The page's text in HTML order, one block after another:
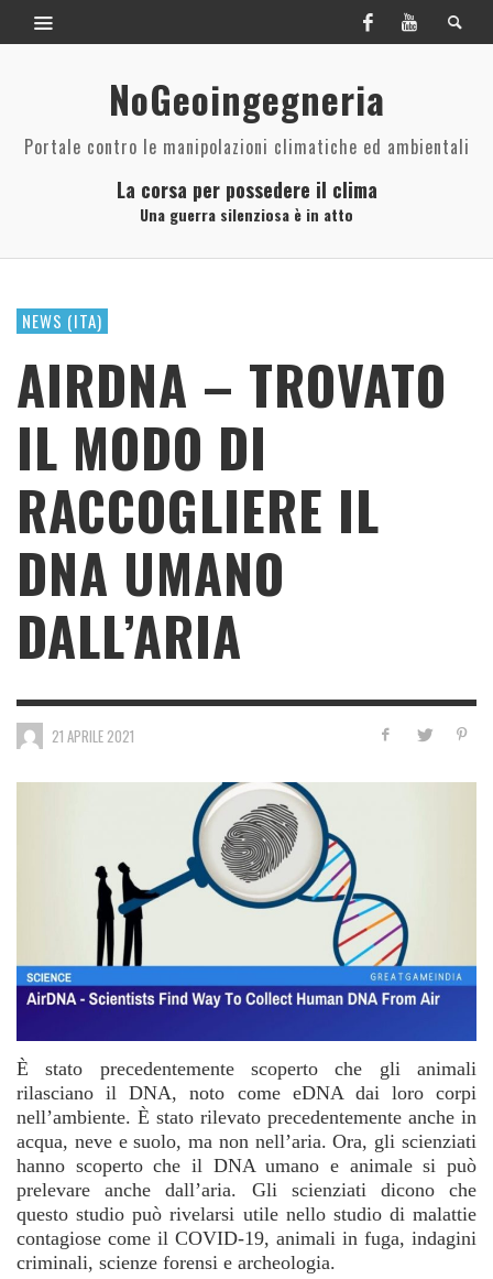
NoGeoingegneria
Portale contro le manipolazioni climatiche ed ambientali
La corsa per possedere il clima
Una guerra silenziosa è in atto
NEWS (ITA)
AIRDNA – TROVATO
IL MODO DI
RACCOGLIERE IL
DNA UMANO
DALL’ARIA
21 APRILE 2021
È stato precedentemente scoperto che gli animali
rilasciano il DNA, noto come eDNA dai loro corpi
nell’ambiente. È stato rilevato precedentemente anche in
acqua, neve e suolo, ma non nell’aria. Ora, gli scienziati
hanno scoperto che il DNA umano e animale si può
prelevare anche dall’aria. Gli scienziati dicono che
questo studio può rivelarsi utile nello studio di malattie
contagiose come il COVID-19, animali in fuga, indagini
criminali, scienze forensi e archeologia.